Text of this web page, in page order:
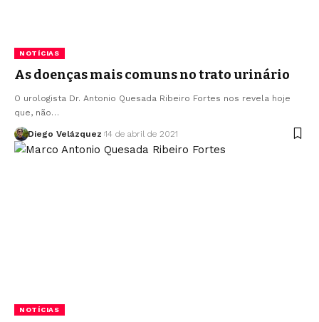
NOTÍCIAS
As doenças mais comuns no trato urinário
O urologista Dr. Antonio Quesada Ribeiro Fortes nos revela hoje
que, não…
Diego Velázquez 14 de abril de 2021
NOTÍCIAS